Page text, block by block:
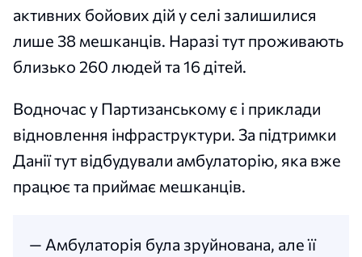
активних бойових дій у селі залишилися
лише 38 мешканців. Наразі тут проживають
близько 260 людей та 16 дітей.
Водночас у Партизанському є і приклади
відновлення інфраструктури. За підтримки
Данії тут відбудували амбулаторію, яка вже
працює та приймає мешканців.
— Амбулаторія була зруйнована, але її